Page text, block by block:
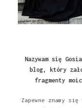
Nazywam się
blog, który
fragmenty
Zapewne znamy